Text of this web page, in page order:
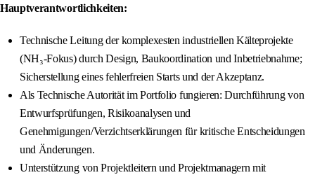
Hauptverantwortlichkeiten:
Technische Leitung der komplexesten industriellen Kälteprojekte
(NH₃-Fokus) durch Design, Baukoordination und Inbetriebnahme;
Sicherstellung eines fehlerfreien Starts und der Akzeptanz.
Als Technische Autorität im Portfolio fungieren: Durchführung von
Entwurfsprüfungen, Risikoanalysen und
Genehmigungen/Verzichtserklärungen für kritische Entscheidungen
und Änderungen.
Unterstützung von Projektleitern und Projektmanagern mit